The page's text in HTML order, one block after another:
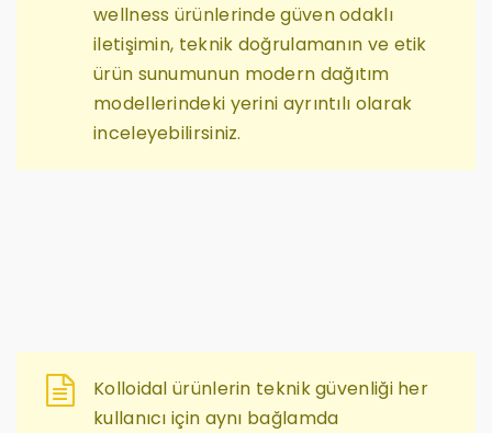
wellness ürünlerinde güven odaklı
iletişimin, teknik doğrulamanın ve etik
ürün sunumunun modern dağıtım
modellerindeki yerini ayrıntılı olarak
inceleyebilirsiniz.
Kolloidal ürünlerin teknik güvenliği her
kullanıcı için aynı bağlamda